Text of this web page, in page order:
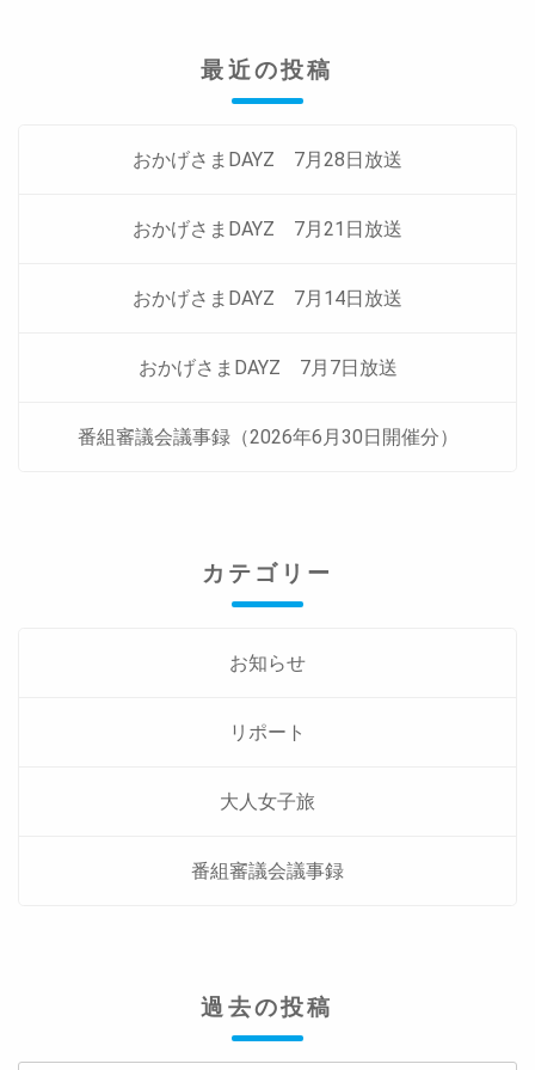
最近の投稿
おかげさまDAYZ 7月28日放送
おかげさまDAYZ 7月21日放送
おかげさまDAYZ 7月14日放送
おかげさまDAYZ 7月7日放送
番組審議会議事録（2026年6月30日開催分）
カテゴリー
お知らせ
リポート
大人女子旅
番組審議会議事録
過去の投稿